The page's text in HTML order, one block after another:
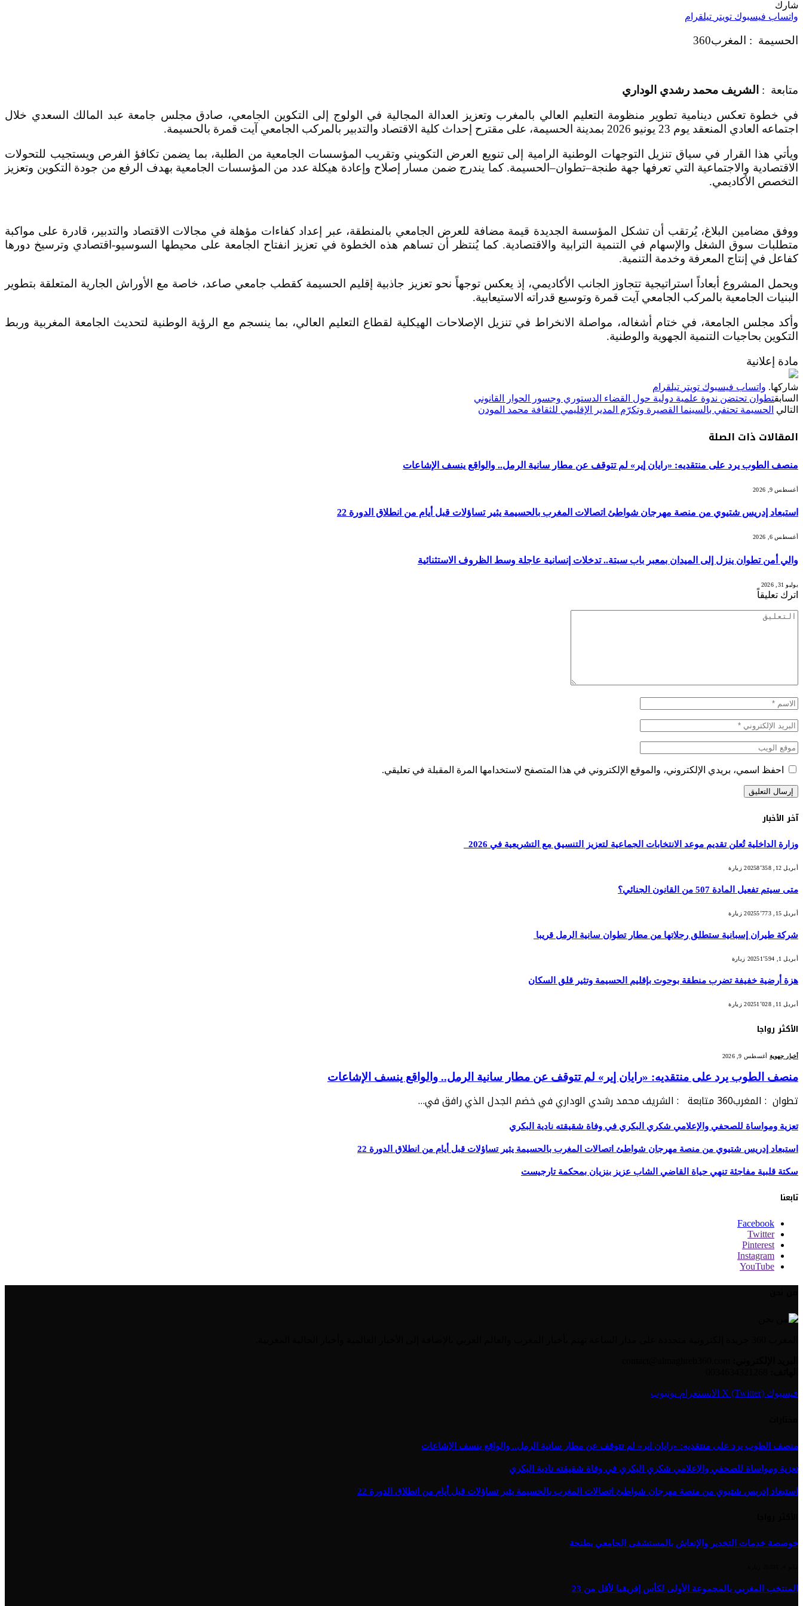
شارك
واتساب فيسبوك تويتر تيلقرام
الحسيمة : المغرب360
متابعة : الشريف محمد رشدي الوداري
في خطوة تعكس دينامية تطوير منظومة التعليم العالي بالمغرب وتعزيز العدالة المجالية في الولوج إلى التكوين الجامعي، صادق مجلس جامعة عبد المالك السعدي خلال
اجتماعه العادي المنعقد يوم 23 يونيو 2026 بمدينة الحسيمة، على مقترح إحداث كلية الاقتصاد والتدبير بالمركب الجامعي آيت قمرة بالحسيمة.
ويأتي هذا القرار في سياق تنزيل التوجهات الوطنية الرامية إلى تنويع العرض التكويني وتقريب المؤسسات الجامعية من الطلبة، بما يضمن تكافؤ الفرص ويستجيب للتحولات
الاقتصادية والاجتماعية التي تعرفها جهة طنجة–تطوان–الحسيمة. كما يندرج ضمن مسار إصلاح وإعادة هيكلة عدد من المؤسسات الجامعية بهدف الرفع من جودة التكوين وتعزيز
التخصص الأكاديمي.
ووفق مضامين البلاغ، يُرتقب أن تشكل المؤسسة الجديدة قيمة مضافة للعرض الجامعي بالمنطقة، عبر إعداد كفاءات مؤهلة في مجالات الاقتصاد والتدبير، قادرة على مواكبة
متطلبات سوق الشغل والإسهام في التنمية الترابية والاقتصادية. كما يُنتظر أن تساهم هذه الخطوة في تعزيز انفتاح الجامعة على محيطها السوسيو-اقتصادي وترسيخ دورها
كفاعل في إنتاج المعرفة وخدمة التنمية.
ويحمل المشروع أبعاداً استراتيجية تتجاوز الجانب الأكاديمي، إذ يعكس توجهاً نحو تعزيز جاذبية إقليم الحسيمة كقطب جامعي صاعد، خاصة مع الأوراش الجارية المتعلقة بتطوير
البنيات الجامعية بالمركب الجامعي آيت قمرة وتوسيع قدراته الاستيعابية.
وأكد مجلس الجامعة، في ختام أشغاله، مواصلة الانخراط في تنزيل الإصلاحات الهيكلية لقطاع التعليم العالي، بما ينسجم مع الرؤية الوطنية لتحديث الجامعة المغربية وربط
التكوين بحاجيات التنمية الجهوية والوطنية.
مادة إعلانية
شاركها. واتساب فيسبوك تويتر تيلقرام
السابقتطوان تحتضن ندوة علمية دولية حول القضاء الدستوري وجسور الحوار القانوني
التالي الحسيمة تحتفي بالسينما القصيرة وتكرّم المدير الإقليمي للثقافة محمد المودن
المقالات ذات الصلة
منصف الطوب يرد على منتقديه: «رايان إير» لم تتوقف عن مطار سانية الرمل.. والواقع ينسف الإشاعات
أغسطس 9, 2026
استبعاد إدريس شتيوي من منصة مهرجان شواطئ اتصالات المغرب بالحسيمة يثير تساؤلات قبل أيام من انطلاق الدورة 22
أغسطس 6, 2026
والي أمن تطوان ينزل إلى الميدان بمعبر باب سبتة.. تدخلات إنسانية عاجلة وسط الظروف الاستثنائية
يوليو 31, 2026
اترك تعليقاً
احفظ اسمي، بريدي الإلكتروني، والموقع الإلكتروني في هذا المتصفح لاستخدامها المرة المقبلة في تعليقي.
آخر الأخبار
وزارة الداخلية تُعلن تقديم موعد الانتخابات الجماعية لتعزيز التنسيق مع التشريعية في 2026
أبريل 12, 2025 8٬358 زيارة
متى سيتم تفعيل المادة 507 من القانون الجنائي؟
أبريل 15, 2025 5٬773 زيارة
شركة طيران إسبانية ستطلق رحلاتها من مطار تطوان سانية الرمل قريبا
أبريل 1, 2025 1٬594 زيارة
هزة أرضية خفيفة تضرب منطقة بوحوت بإقليم الحسيمة وتثير قلق السكان
أبريل 11, 2025 1٬028 زيارة
الأكثر رواجا
أخبار جهوية أغسطس 9, 2026
منصف الطوب يرد على منتقديه: «رايان إير» لم تتوقف عن مطار سانية الرمل.. والواقع ينسف الإشاعات
تطوان : المغرب360 متابعة : الشريف محمد رشدي الوداري في خضم الجدل الذي رافق في…
تعزية ومواساة للصحفي والإعلامي شكري البكري في وفاة شقيقته نادية البكري
استبعاد إدريس شتيوي من منصة مهرجان شواطئ اتصالات المغرب بالحسيمة يثير تساؤلات قبل أيام من انطلاق الدورة 22
سكتة قلبية مفاجئة تنهي حياة القاضي الشاب عزيز بنزيان بمحكمة تارجيست
تابعنا
Facebook
Twitter
Pinterest
Instagram
YouTube
فيسبوك X (Twitter) الانستغرام يوتيوب
منصف الطوب يرد على منتقديه: «رايان إير» لم تتوقف عن مطار سانية الرمل.. والواقع ينسف الإشاعات
تعزية ومواساة للصحفي والإعلامي شكري البكري في وفاة شقيقته نادية البكري
استبعاد إدريس شتيوي من منصة مهرجان شواطئ اتصالات المغرب بالحسيمة يثير تساؤلات قبل أيام من انطلاق الدورة 22
خوصصة خدمات التخدير والإنعاش بالمستشفى الجامعي بطنجة
المنتخب المغربي بالمجموعة الأولى لكأس إفريقيا لأقل من 23